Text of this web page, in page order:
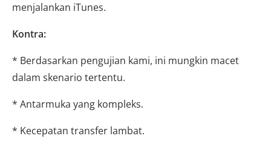
menjalankan iTunes.
Kontra:
* Berdasarkan pengujian kami, ini mungkin macet
dalam skenario tertentu.
* Antarmuka yang kompleks.
* Kecepatan transfer lambat.